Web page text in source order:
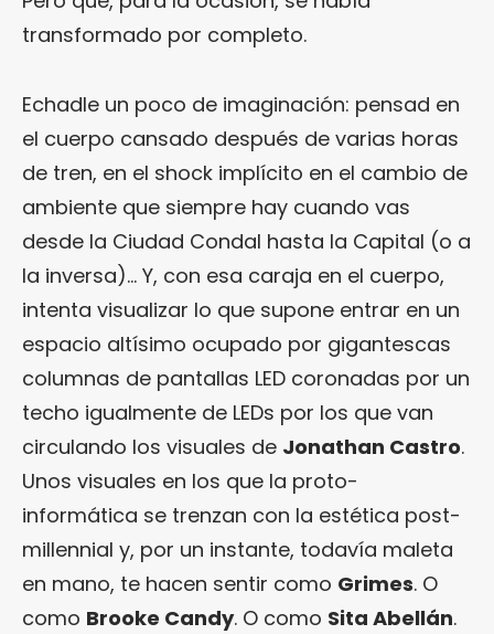
transformado por completo.
Echadle un poco de imaginación: pensad en
el cuerpo cansado después de varias horas
de tren, en el shock implícito en el cambio de
ambiente que siempre hay cuando vas
desde la Ciudad Condal hasta la Capital (o a
la inversa)… Y, con esa caraja en el cuerpo,
intenta visualizar lo que supone entrar en un
espacio altísimo ocupado por gigantescas
columnas de pantallas LED coronadas por un
techo igualmente de LEDs por los que van
circulando los visuales de Jonathan Castro.
Unos visuales en los que la proto-
informática se trenzan con la estética post-
millennial y, por un instante, todavía maleta
en mano, te hacen sentir como Grimes. O
como Brooke Candy. O como Sita Abellán.